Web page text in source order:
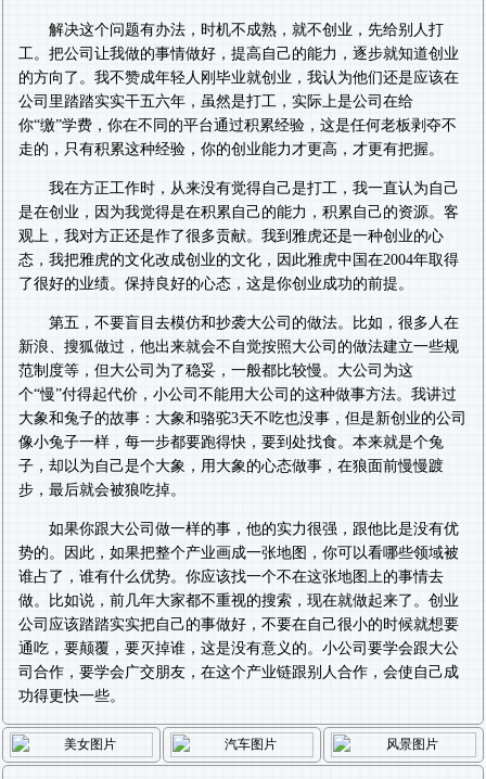
解决这个问题有办法，时机不成熟，就不创业，先给别人打
工。把公司让我做的事情做好，提高自己的能力，逐步就知道创业
的方向了。我不赞成年轻人刚毕业就创业，我认为他们还是应该在
公司里踏踏实实干五六年，虽然是打工，实际上是公司在给
你“缴”学费，你在不同的平台通过积累经验，这是任何老板剥夺不
走的，只有积累这种经验，你的创业能力才更高，才更有把握。
我在方正工作时，从来没有觉得自己是打工，我一直认为自己
是在创业，因为我觉得是在积累自己的能力，积累自己的资源。客
观上，我对方正还是作了很多贡献。我到雅虎还是一种创业的心
态，我把雅虎的文化改成创业的文化，因此雅虎中国在2004年取得
了很好的业绩。保持良好的心态，这是你创业成功的前提。
第五，不要盲目去模仿和抄袭大公司的做法。比如，很多人在
新浪、搜狐做过，他出来就会不自觉按照大公司的做法建立一些规
范制度等，但大公司为了稳妥，一般都比较慢。大公司为这
个“慢”付得起代价，小公司不能用大公司的这种做事方法。我讲过
大象和兔子的故事：大象和骆驼3天不吃也没事，但是新创业的公司
像小兔子一样，每一步都要跑得快，要到处找食。本来就是个兔
子，却以为自己是个大象，用大象的心态做事，在狼面前慢慢踱
步，最后就会被狼吃掉。
如果你跟大公司做一样的事，他的实力很强，跟他比是没有优
势的。因此，如果把整个产业画成一张地图，你可以看哪些领域被
谁占了，谁有什么优势。你应该找一个不在这张地图上的事情去
做。比如说，前几年大家都不重视的搜索，现在就做起来了。创业
公司应该踏踏实实把自己的事做好，不要在自己很小的时候就想要
通吃，要颠覆，要灭掉谁，这是没有意义的。小公司要学会跟大公
司合作，要学会广交朋友，在这个产业链跟别人合作，会使自己成
功得更快一些。